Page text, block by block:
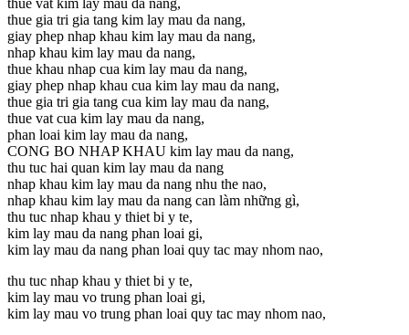
thue gia tri gia tang kim lay mau da nang,
giay phep nhap khau kim lay mau da nang,
nhap khau kim lay mau da nang,
thue khau nhap cua kim lay mau da nang,
giay phep nhap khau cua kim lay mau da nang,
thue gia tri gia tang cua kim lay mau da nang,
thue vat cua kim lay mau da nang,
phan loai kim lay mau da nang,
CONG BO NHAP KHAU kim lay mau da nang,
thu tuc hai quan kim lay mau da nang
nhap khau kim lay mau da nang nhu the nao,
nhap khau kim lay mau da nang can làm những gì,
thu tuc nhap khau y thiet bi y te,
kim lay mau da nang phan loai gi,
kim lay mau da nang phan loai quy tac may nhom nao,
thu tuc nhap khau y thiet bi y te,
kim lay mau vo trung phan loai gi,
kim lay mau vo trung phan loai quy tac may nhom nao,